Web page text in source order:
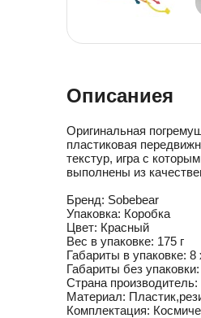
Описаниея
Оригинальная
пластиковая
текстур, игра с
выполнены из
Бренд: Sobebear
Упаковка: Коробка
Цвет: Красный
Вес в упаковке: 175 г
Габариты в упаковке: 8
Габариты без упаковки:
Cтрана производитель:
Материал:
Комплектация: